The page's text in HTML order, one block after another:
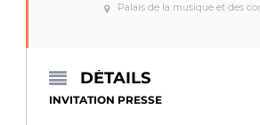
Palais de la musique et des
DÉTAILS
INVITATION PRESSE